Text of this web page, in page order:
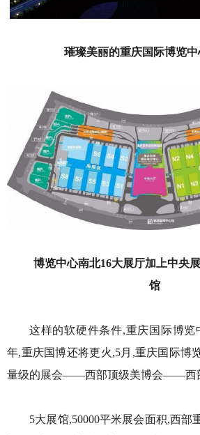
璀璨美丽的重庆国际博览
博览中心南北16大展厅加上中央
馆
这样的软硬件条件,重庆国际博览
年,重庆国博还将更火,5月,重庆国际博
量级的展会——西部顶级美博会——西
5大展馆,50000平米展会面积,西部